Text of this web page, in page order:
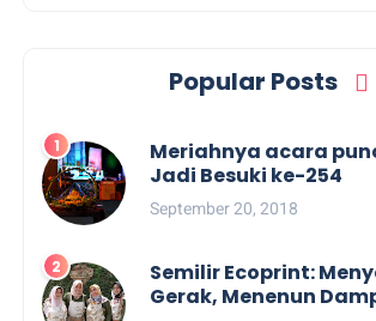
Popular Posts
Meriahnya acara
Jadi Besuki ke-254
September 20, 2018
Semilir Ecoprint:
Gerak, Menenun